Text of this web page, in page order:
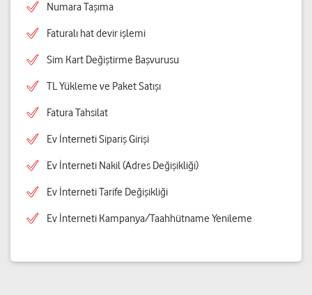
Numara Taşıma
Faturalı hat devir işlemi
Sim Kart Değiştirme Başvurusu
TL Yükleme ve Paket Satışı
Fatura Tahsilat
Ev İnterneti Sipariş Girişi
Ev İnterneti Nakil (Adres Değişikliği)
Ev İnterneti Tarife Değişikliği
Ev İnterneti Kampanya/Taahhütname Yenileme